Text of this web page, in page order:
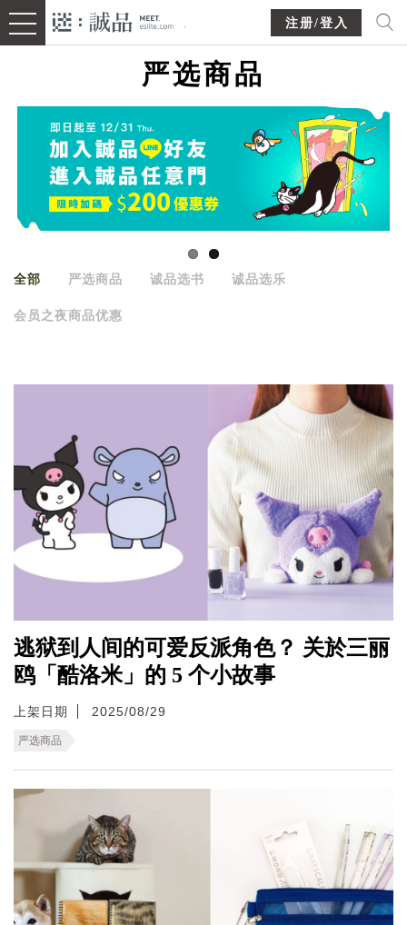
注册/登入
严选商品
全部 严选商品 诚品选书 诚品选乐
会员之夜商品优惠
逃狱到人间的可爱反派角色？ 关於三丽
鸥「酷洛米」的 5 个小故事
上架日期 2025/08/29
严选商品